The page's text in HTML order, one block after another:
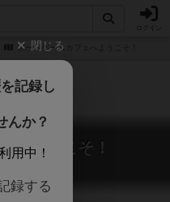
ボードゲームカフェへようこそ！
へようこそ！
Cafe!!
閉じる
記録し
んか？
用中！
録する